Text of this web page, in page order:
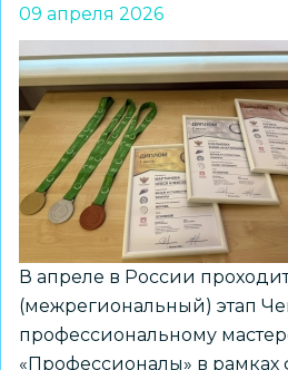
«Цифровой
ликбез»
прошел
в
школе
№
206
Новосибирска
09 апреля 2026
В апреле в России
(межрегиональный) этап
профессиональному
«Профессионалы» в рамках